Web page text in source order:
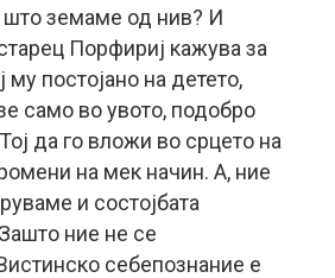
што земаме од нив? И
Порфириј кажува за
му постојано на детето,
само во увото, подобро
да го вложи во срцето на
на мек начин. А, ние
и состојбата
ние не се
себепознание е